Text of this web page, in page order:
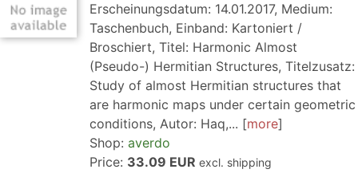
Erscheinungsdatum: 14.01.2017, Medium:
Taschenbuch, Einband: Kartoniert /
Broschiert, Titel: Harmonic Almost
(Pseudo-) Hermitian Structures, Titelzusatz:
Study of almost Hermitian structures that
are harmonic maps under certain geometric
conditions, Autor: Haq,...
more
Shop: averdo
Price: 33.09 EUR excl. shipping